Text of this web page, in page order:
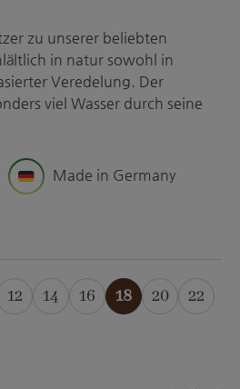
zu unserer beliebten
in natur sowohl in
Veredelung. Der
viel Wasser durch seine
Made in Germany
nicht verfügbar.)
ist zurzeit nicht verfügbar.)
ist zurzeit nicht
12 14 16 18 20 22